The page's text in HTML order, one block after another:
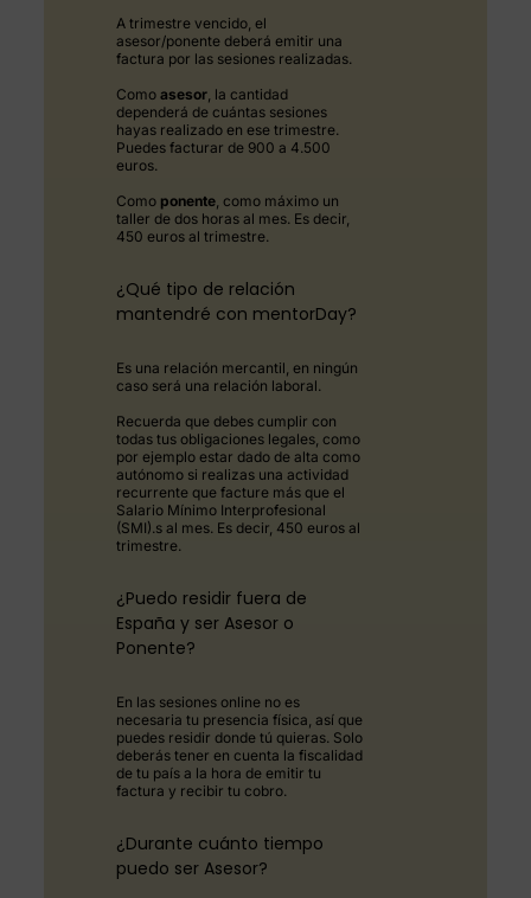
A trimestre vencido, el
asesor/ponente deberá emitir una
factura por las sesiones realizadas.
Como asesor, la cantidad
dependerá de cuántas sesiones
hayas realizado en ese trimestre.
Puedes facturar de 900 a 4.500
euros.
Como ponente, como máximo un
taller de dos horas al mes. Es decir,
450 euros al trimestre.
¿Qué tipo de relación
mantendré con mentorDay?
Es una relación mercantil, en ningún
caso será una relación laboral.
Recuerda que debes cumplir con
todas tus obligaciones legales, como
por ejemplo estar dado de alta como
autónomo si realizas una actividad
recurrente que facture más que el
Salario Mínimo Interprofesional
(SMI).s al mes. Es decir, 450 euros al
trimestre.
¿Puedo residir fuera de
España y ser Asesor o
Ponente?
En las sesiones online no es
necesaria tu presencia física, así que
puedes residir donde tú quieras. Solo
deberás tener en cuenta la fiscalidad
de tu país a la hora de emitir tu
factura y recibir tu cobro.
¿Durante cuánto tiempo
puedo ser Asesor?